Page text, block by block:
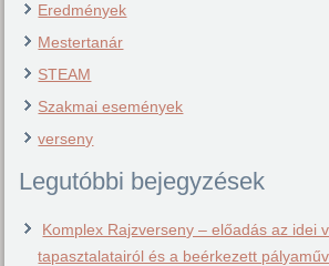
Eredmények
Mestertanár
STEAM
Szakmai események
verseny
Legutóbbi bejegyzések
Komplex Rajzverseny – előadás az idei
tapasztalatairól és a beérkezett